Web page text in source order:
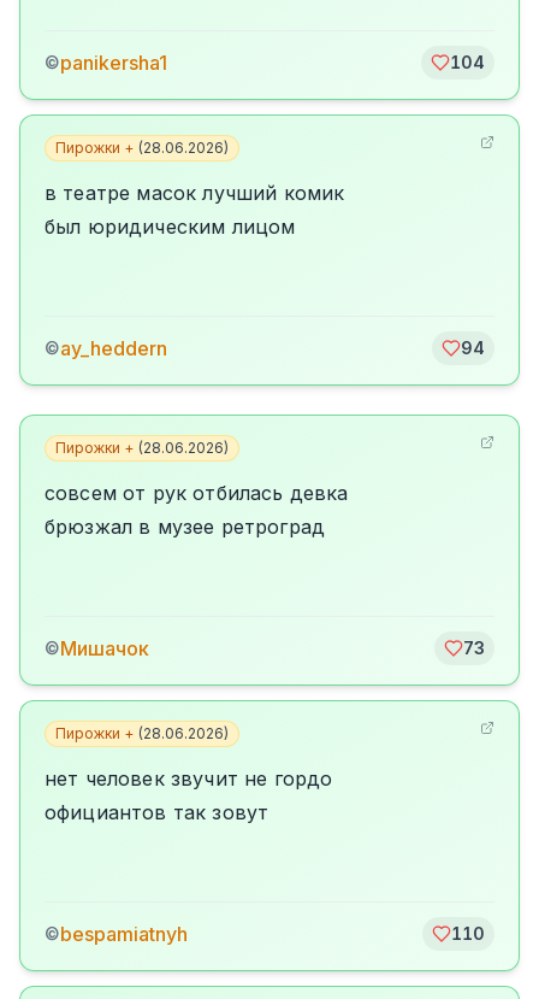
©panikersha1 104
Пирожки + (28.06.2026)
в театре масок лучший комик
был юридическим лицом
©ay_heddern 94
Пирожки + (28.06.2026)
совсем от рук отбилась девка
брюзжал в музее ретроград
©Мишачок 73
Пирожки + (28.06.2026)
нет человек звучит не гордо
официантов так зовут
©bespamiatnyh 110